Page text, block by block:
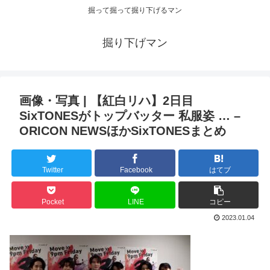
掘って掘って掘り下げるマン
掘り下げマン
画像・写真 | 【紅白リハ】2日目
SixTONESがトップバッター 私服姿 … –
ORICON NEWSほかSixTONESまとめ
Twitter Facebook はてブ
Pocket LINE コピー
2023.01.04